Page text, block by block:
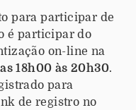
para participar de
é participar do
on-line na
18h00 às 20h30.
para
de registro no